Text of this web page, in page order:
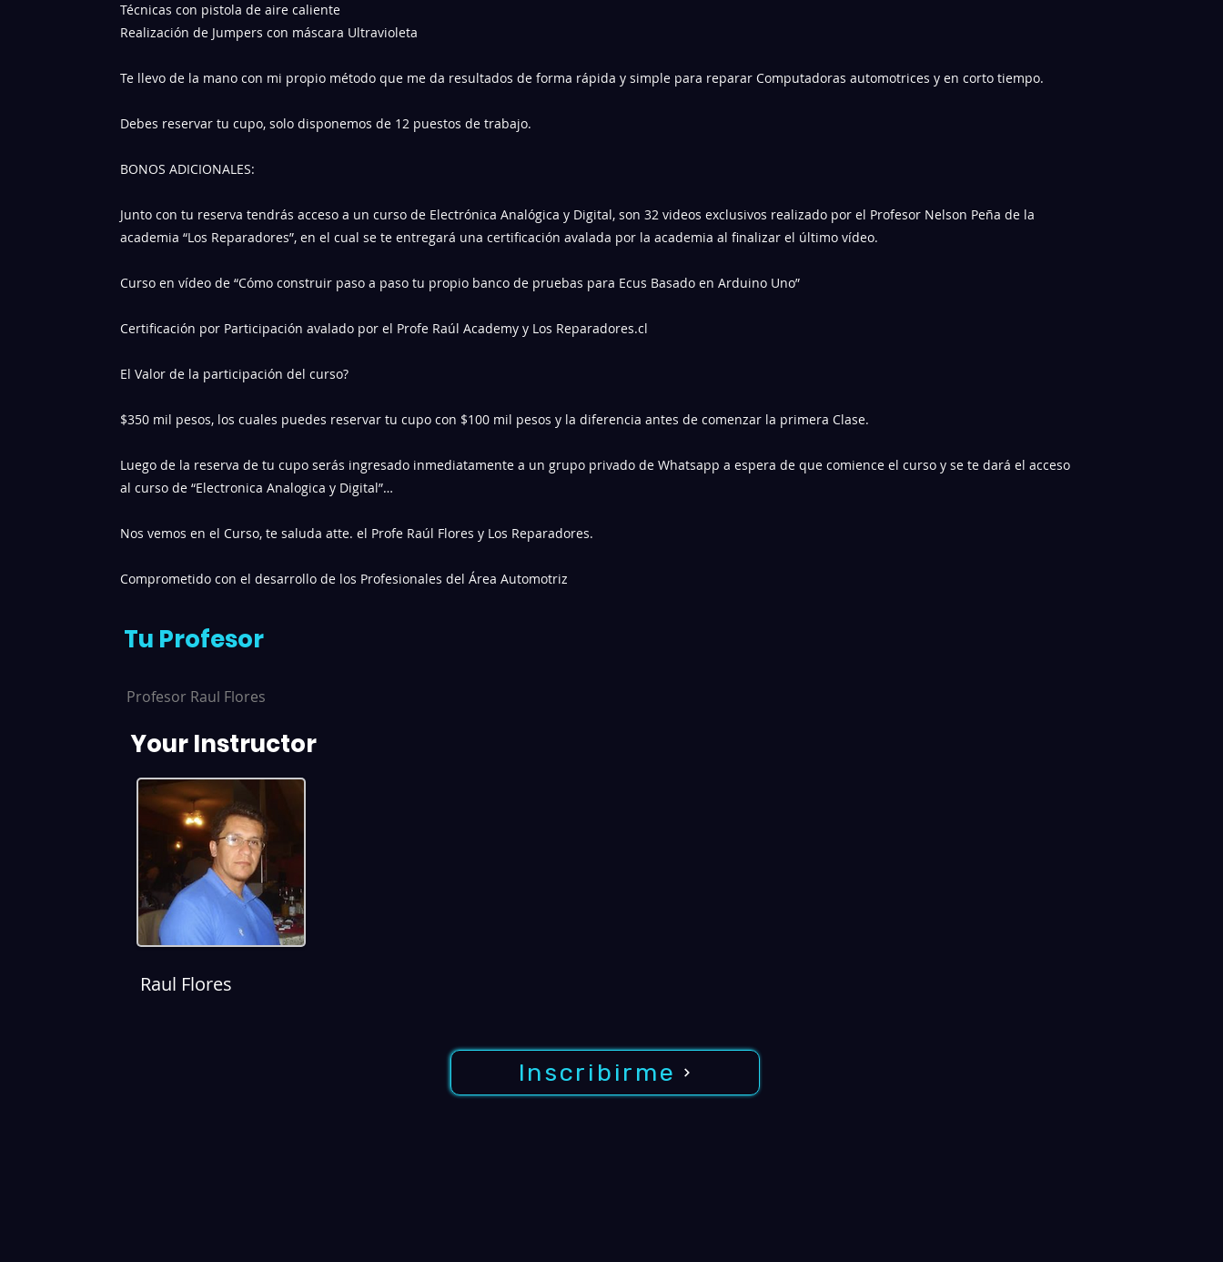
Técnicas con pistola de aire caliente
Realización de Jumpers con máscara Ultravioleta
Te llevo de la mano con mi propio método que me da resultados de forma rápida y simple para reparar Computadoras automotrices y en corto tiempo.
Debes reservar tu cupo, solo disponemos de 12 puestos de trabajo.
BONOS ADICIONALES:
Junto con tu reserva tendrás acceso a un curso de Electrónica Analógica y Digital, son 32 videos exclusivos realizado por el Profesor Nelson Peña de la
academia “Los Reparadores”, en el cual se te entregará una certificación avalada por la academia al finalizar el último vídeo.
Curso en vídeo de “Cómo construir paso a paso tu propio banco de pruebas para Ecus Basado en Arduino Uno”
Certificación por Participación avalado por el Profe Raúl Academy y Los Reparadores.cl
El Valor de la participación del curso?
$350 mil pesos, los cuales puedes reservar tu cupo con $100 mil pesos y la diferencia antes de comenzar la primera Clase.
Luego de la reserva de tu cupo serás ingresado inmediatamente a un grupo privado de Whatsapp a espera de que comience el curso y se te dará el acceso
al curso de “Electronica Analogica y Digital”…
Nos vemos en el Curso, te saluda atte. el Profe Raúl Flores y Los Reparadores.
Comprometido con el desarrollo de los Profesionales del Área Automotriz
Tu Profesor
Profesor Raul Flores
Your Instructor
Raul Flores
Inscribirme